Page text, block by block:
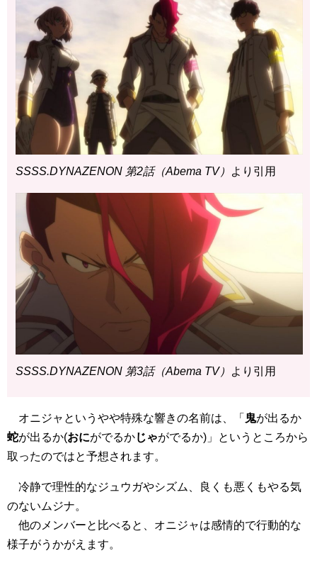
SSSS.DYNAZENON 第2話（Abema TV） より引用
SSSS.DYNAZENON 第3話（Abema TV） より引用
オニジャというやや特殊な響きの名前は、「 鬼が出るか
蛇が出るか(おにがでるかじゃがでるか)」というところから
取ったのではと予想されます。
冷静で理性的なジュウガやシズム、良くも悪くもやる気
のないムジナ。
他のメンバーと比べると、オニジャは感情的で行動的な
様子がうかがえます。